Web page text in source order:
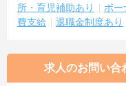
所・育児補助あり
ボー
費支給
退職金制度あり
求人のお問い合